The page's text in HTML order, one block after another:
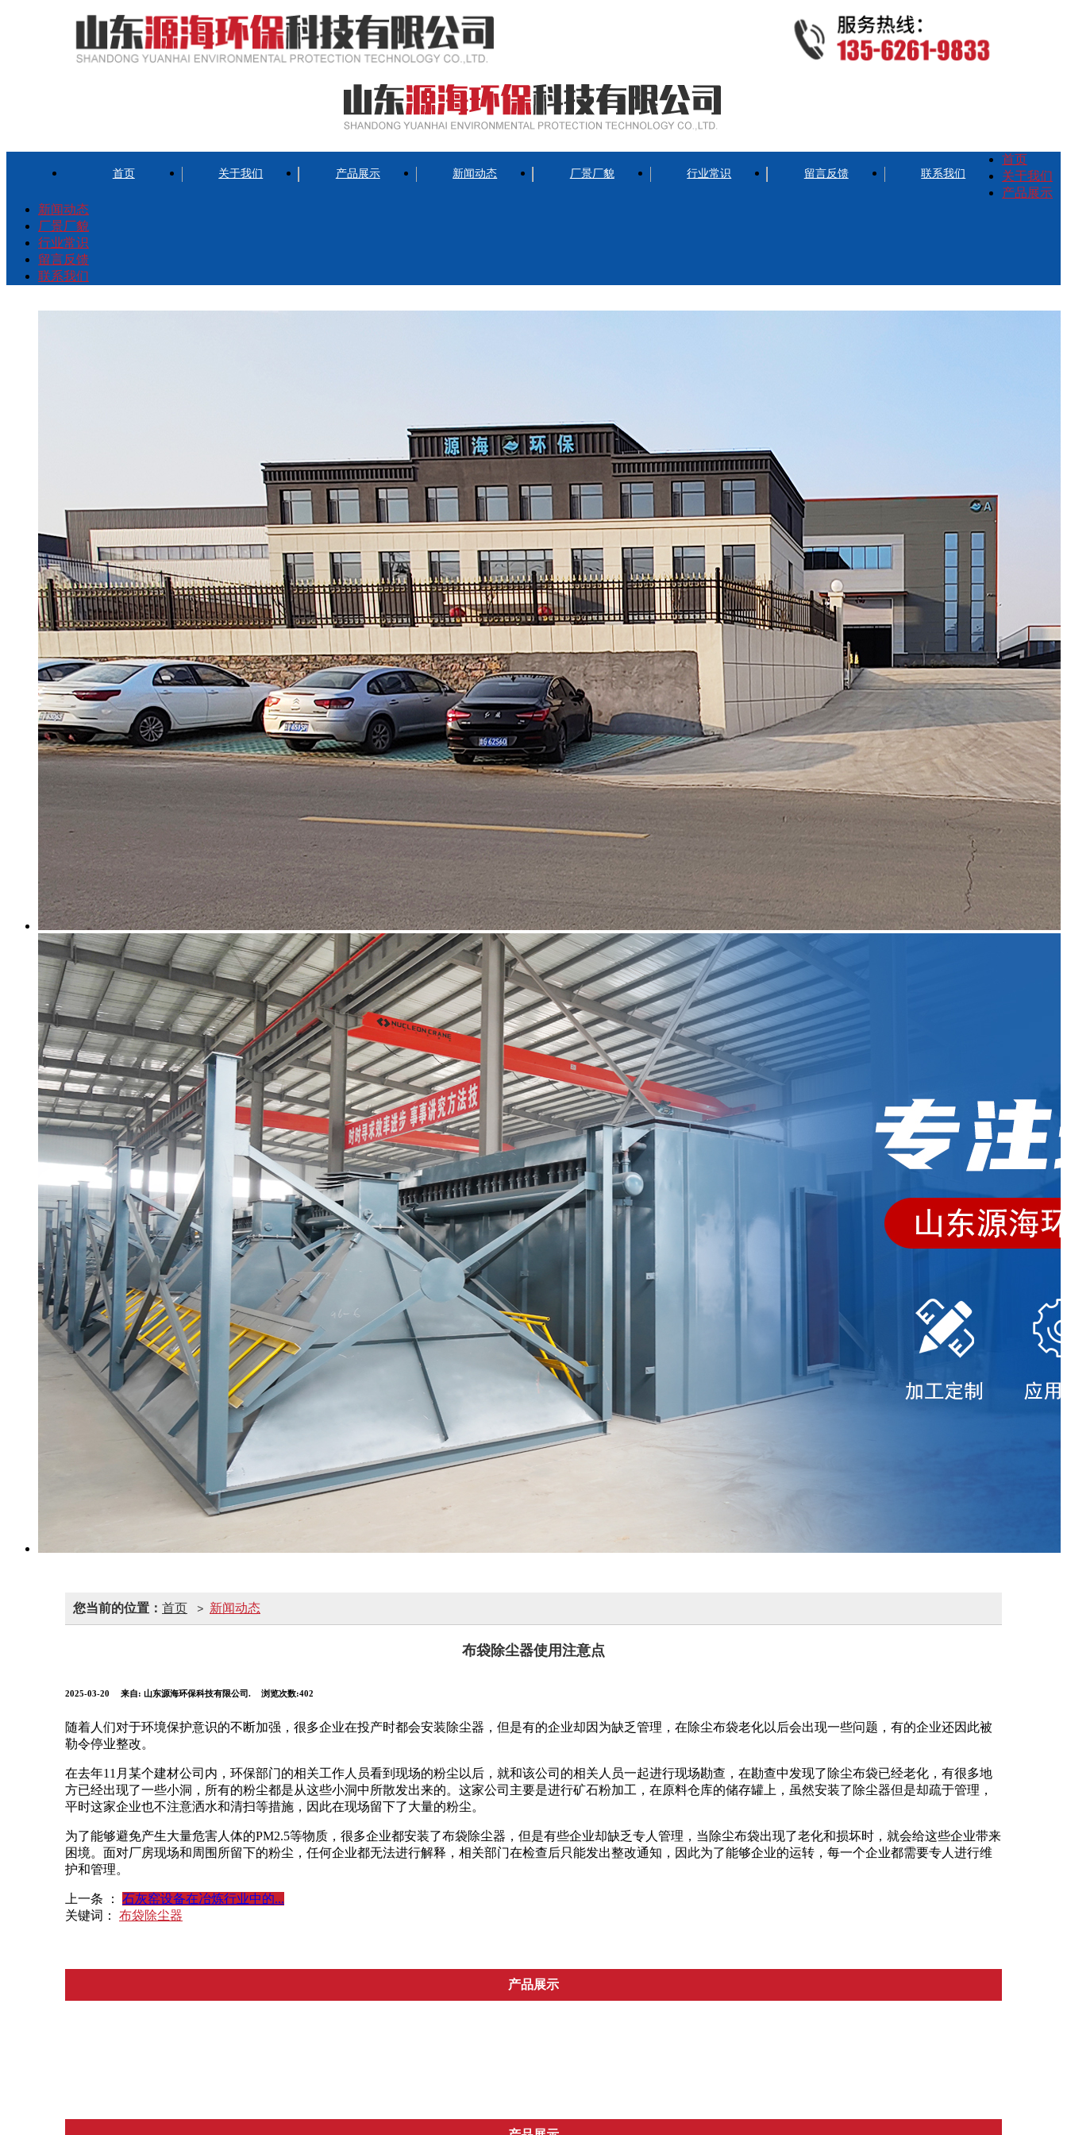
首页 关于我们 产品展示 新闻动态 厂景厂貌 行业常识 留言反馈 联系我们
首页
关于我们
产品展示
新闻动态
厂景厂貌
行业常识
留言反馈
联系我们
您当前的位置： 首页 > 新闻动态
布袋除尘器使用注意点
2025-03-20 来自: 山东源海环保科技有限公司. 浏览次数:402
随着人们对于环境保护意识的不断加强，很多企业在投产时都会安装除尘器，但是有的企业却因为缺乏管理，在除尘布袋老化以后会出现一些问题，有的企业还因此被
勒令停业整改。
在去年11月某个建材公司内，环保部门的相关工作人员看到现场的粉尘以后，就和该公司的相关人员一起进行现场勘查，在勘查中发现了除尘布袋已经老化，有很多地
方已经出现了一些小洞，所有的粉尘都是从这些小洞中所散发出来的。这家公司主要是进行矿石粉加工，在原料仓库的储存罐上，虽然安装了除尘器但是却疏于管理，
平时这家企业也不注意洒水和清扫等措施，因此在现场留下了大量的粉尘。
为了能够避免产生大量危害人体的PM2.5等物质，很多企业都安装了布袋除尘器，但是有些企业却缺乏专人管理，当除尘布袋出现了老化和损坏时，就会给这些企业带来
困境。面对厂房现场和周围所留下的粉尘，任何企业都无法进行解释，相关部门在检查后只能发出整改通知，因此为了能够企业的运转，每一个企业都需要专人进行维
护和管理。
上一条 ：
石灰窑设备在冶炼行业中的...
关键词： 布袋除尘器
产品展示